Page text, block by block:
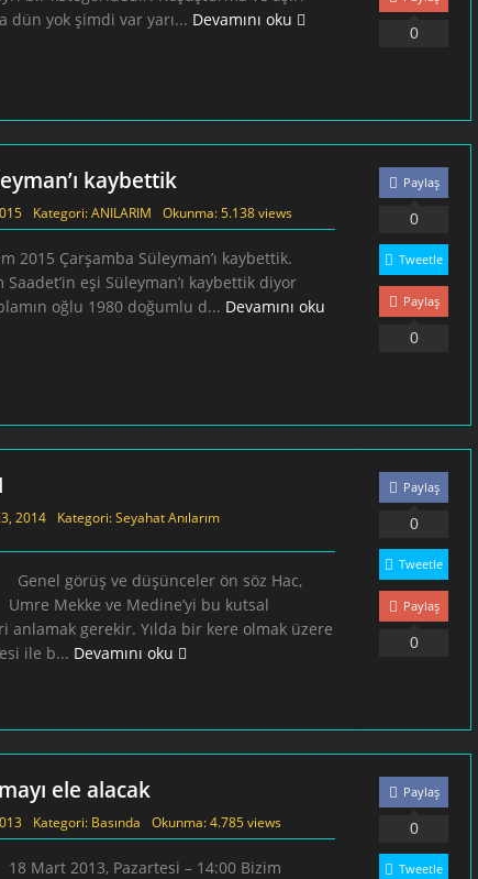
dün yok şimdi var yarı... Devamını oku
0
kaybettik
Kategori:ANILARIM Okunma: 5.138 views
2015 Çarşamba Süleyman’ı kaybettik.
eşi Süleyman’ı kaybettik diyor
oğlu 1980 doğumlu d... Devamını oku
Paylaş
0
Tweetle
Paylaş
0
2014 Kategori:Seyahat Anılarım
Genel görüş ve düşünceler ön söz Hac,
Umre Mekke ve Medine’yi bu kutsal
gerekir. Yılda bir kere olmak üzere
ile b... Devamını oku
Paylaş
0
Tweetle
Paylaş
0
ele alacak
Kategori: Basında Okunma: 4.785 views
18 Mart 2013, Pazartesi – 14:00 Bizim
Paylaş
0
Tweetle